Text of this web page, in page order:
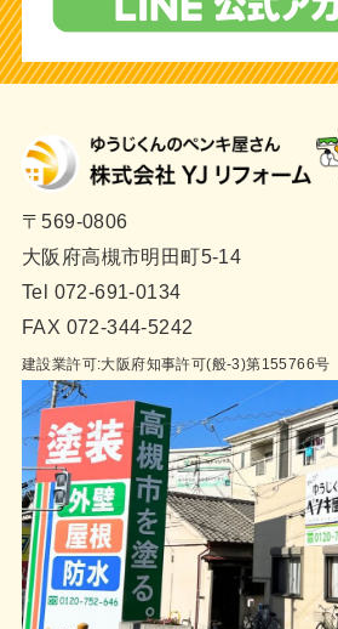
〒569-0806
大阪府高槻市明田町5-14
Tel 072-691-0134
FAX 072-344-5242
建設業許可:大阪府知事許可(般-3)第155766号